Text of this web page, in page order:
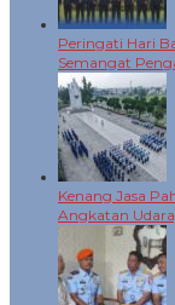
Peringati Hari
Semangat
Kenang Jasa
Angkatan Udara,